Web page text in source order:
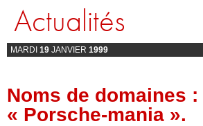
Actualités
MARDI 19 JANVIER 1999
Noms de domaines
« Porsche-mania ».